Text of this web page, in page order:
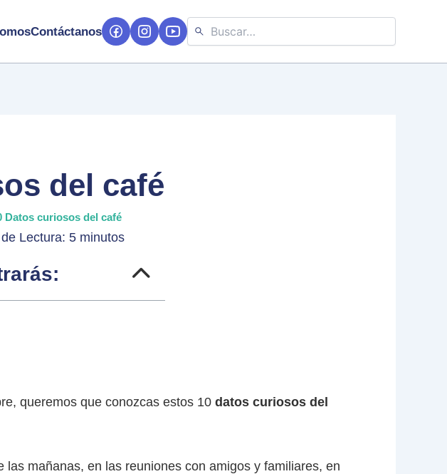
Contáctanos
del café
Datos curiosos del café
Lectura: 5 minutos
queremos que conozcas estos 10datos curiosos del
mañanas, en las reuniones con amigos y familiares, en